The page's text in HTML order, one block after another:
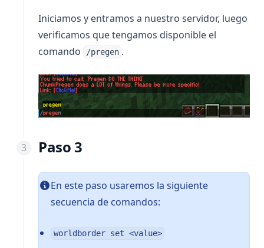
Iniciamos y entramos a nuestro servidor, luego
verificamos que tengamos disponible el
comando
/pregen .
Paso 3
En este paso usaremos la siguiente
secuencia de comandos:
worldborder set <value>